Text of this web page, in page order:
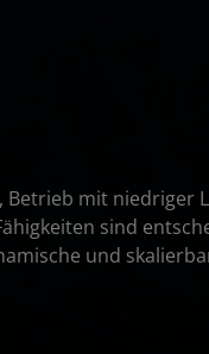
Betrieb mit niedriger
sind
und